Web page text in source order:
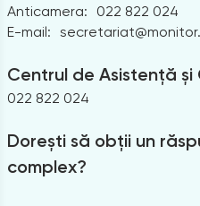
Anticamera:
022 822 024
E-mail:
Centrul de Asistență
022 822 024
Dorești să obții un
complex?